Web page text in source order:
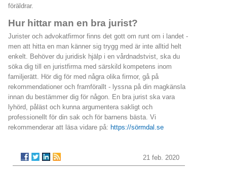
föräldrar.
Hur hittar man en bra jurist?
Jurister och advokatfirmor finns det gott om runt om i landet -
men att hitta en man känner sig trygg med är inte alltid helt
enkelt. Behöver du juridisk hjälp i en vårdnadstvist, ska du
söka dig till en juristfirma med särskild kompetens inom
familjerätt. Hör dig för med några olika firmor, gå på
rekommendationer och framförallt - lyssna på din magkänsla
innan du bestämmer dig för någon. En bra jurist ska vara
lyhörd, påläst och kunna argumentera sakligt och
professionellt för din sak och för barnens bästa. Vi
rekommenderar att läsa vidare på: https://sörmdal.se
21 feb. 2020